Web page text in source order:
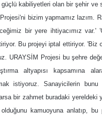
kabiliyetleri olan bir şehir
bizim yapmamız lazım.
bir yere ihtiyacımız var.'
Bu projeyi iptal ettiriyor. 'Biz
URAYSİM Projesi bu şehre
altyapısı kapsamına
istiyoruz. Sanayicilerin
bir zahmet buradaki yereldeki
kamuoyuna anlatıp,